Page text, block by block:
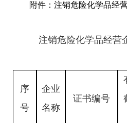
附件：注销危险化学品经
注销危险化学品经营
序
号
企业
名称
证书编号